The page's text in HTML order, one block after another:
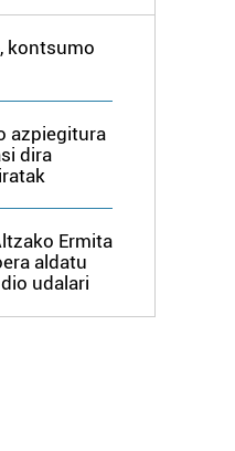
kontsumo
azpiegitura
dira
Ermita
aldatu
udalari